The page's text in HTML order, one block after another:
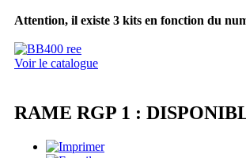
Attention, il existe 3 kits en fonction du
Voir le catalogue
RAME RGP 1 :